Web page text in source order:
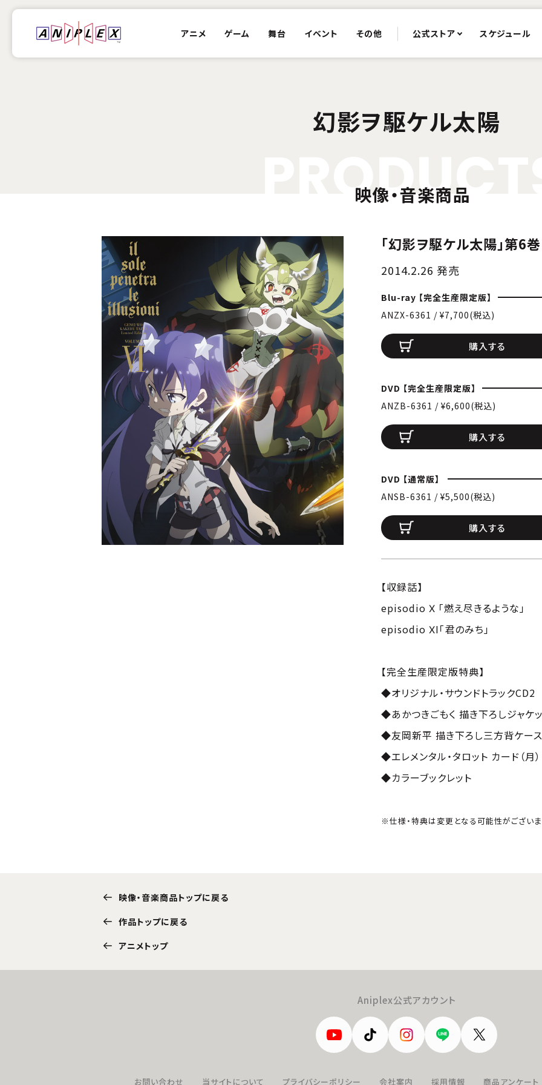
アニメ ゲーム 舞台 イベント その他 公式ストア スケジュール
幻影ヲ駆ケル太陽
ODUC
映像・音楽商品
「幻影ヲ駆ケル太陽」第6巻
2014.2.26 発売
Blu-ray 【完全生産限定版】
ANZX-6361 / ¥7,700(税込)
購入する
DVD 【完全生産限定版】
ANZB-6361 / ¥6,600(税込)
購入する
DVD 【通常版】
ANSB-6361 / ¥5,500(税込)
購入する
【収録話】
episodio Ⅹ 「燃え尽きるような」
episodio ⅩI「君のみち」
【完全生産限定版特典】
◆オリジナル・サウンドトラックCD2
◆あかつきごもく 描き下ろしジャケ
◆友岡新平 描き下ろし三方背ケース
◆エレメンタル・タロット カード（月）
◆カラーブックレット
※仕様・特典は変更となる可能性がございま
映像・音楽商品トップに戻る
作品トップに戻る
アニメトップ
Aniplex公式アカウント
お問い合わせ 当サイトについて プライバシーポリシー 会社案内 採用情報 商品アンケート